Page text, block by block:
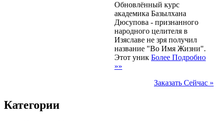
Обновлённый курс
академика Базылхана
Дюсупова - признанного
народного целителя в
Изяславе не зря получил
название "Во Имя Жизни".
Этот уник Более Подробно
»»
Заказать Сейчас »
Категории